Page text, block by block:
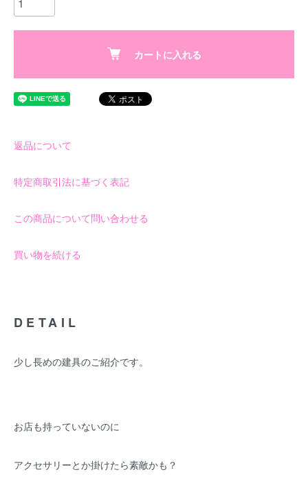
カートに入れる
返品について
特定商取引法に基づく表記
この商品について問い合わせる
買い物を続ける
DETAIL
少し長めの建具のご紹介です。
お店も持っていないのに
アクセサリーとか掛けたら素敵かも？